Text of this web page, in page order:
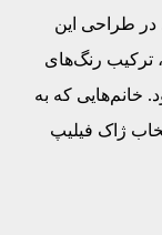
در طراحی این
ترکیب رنگ‌های
خانم‌هایی که به
ژاک فیلیپ